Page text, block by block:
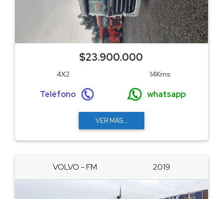
$23.900.000
4X2 14Kms
Teléfono whatsapp
VER MÁS...
VOLVO - FM 2019